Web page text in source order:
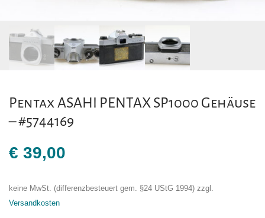
Pentax ASAHI PENTAX SP1000 Gehäuse
– #5744169
€ 39,00
keine MwSt. (differenzbesteuert gem. §24 UStG 1994) zzgl.
Versandkosten